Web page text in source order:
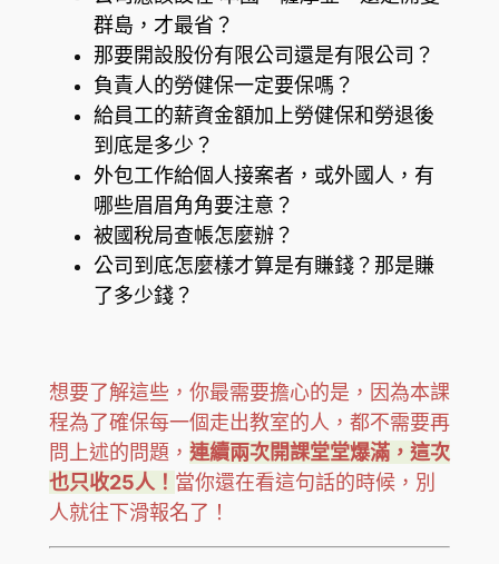
群島，才最省？
那要開設股份有限公司還是有限公司？
負責人的勞健保一定要保嗎？
給員工的薪資金額加上勞健保和勞退後
到底是多少？
外包工作給個人接案者，或外國人，有
哪些眉眉角角要注意？
被國稅局查帳怎麼辦？
公司到底怎麼樣才算是有賺錢？那是賺
了多少錢？
想要了解這些，你最需要擔心的是，因為本課
程為了確保每一個走出教室的人，都不需要再
問上述的問題， 連續兩次開課堂堂爆滿，這次
也只收25人！ 當你還在看這句話的時候，別
人就往下滑報名了！